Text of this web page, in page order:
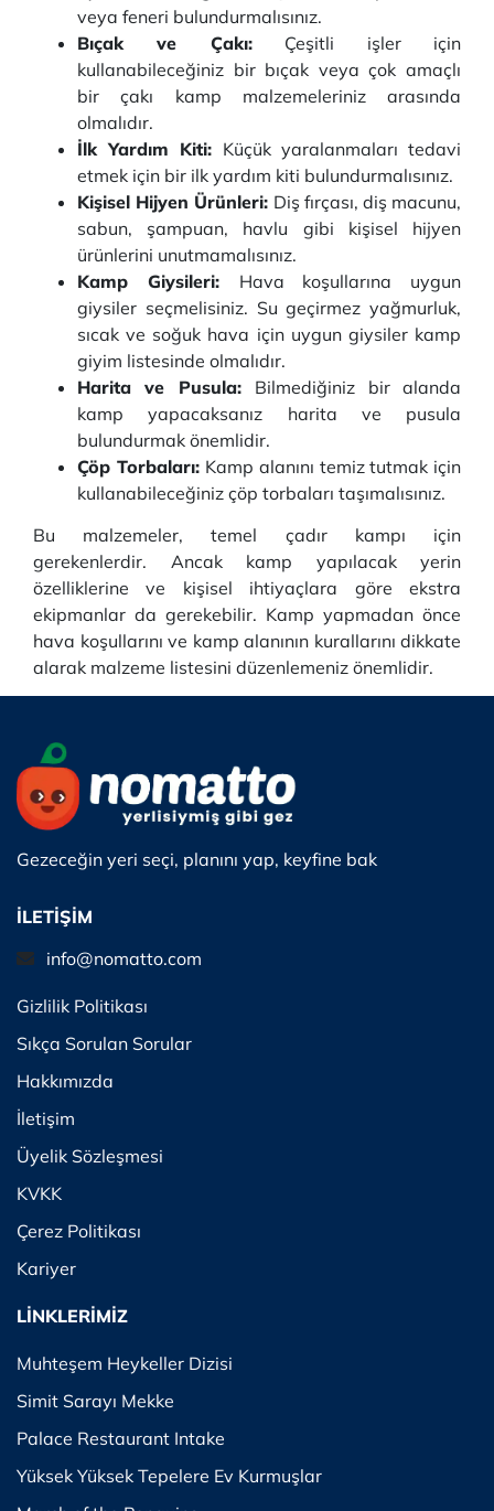
veya feneri bulundurmalısınız.
Bıçak ve Çakı:Çeşitli işler için
kullanabileceğiniz bir bıçak veya çok amaçlı
bir çakı kamp malzemeleriniz arasında
olmalıdır.
İlk Yardım Kiti: Küçük yaralanmaları tedavi
etmek için bir ilk yardım kiti bulundurmalısınız.
Kişisel Hijyen Ürünleri: Diş fırçası, diş macunu,
sabun, şampuan, havlu gibi kişisel hijyen
ürünlerini unutmamalısınız.
Kamp Giysileri: Hava koşullarına uygun
giysiler seçmelisiniz. Su geçirmez yağmurluk,
sıcak ve soğuk hava için uygun giysiler kamp
giyim listesinde olmalıdır.
Harita ve Pusula: Bilmediğiniz bir alanda
kamp yapacaksanız harita ve pusula
bulundurmak önemlidir.
Çöp Torbaları: Kamp alanını temiz tutmak için
kullanabileceğiniz çöp torbaları taşımalısınız.
Bu malzemeler, temel çadır kampı için
gerekenlerdir. Ancak kamp yapılacak yerin
özelliklerine ve kişisel ihtiyaçlara göre ekstra
ekipmanlar da gerekebilir. Kamp yapmadan önce
hava koşullarını ve kamp alanının kurallarını dikkate
alarak malzeme listesini düzenlemeniz önemlidir.
Gezeceğin yeri seçi, planını yap, keyfine bak
İLETİŞİM
info@nomatto.com
Gizlilik Politikası
Sıkça Sorulan Sorular
Hakkımızda
İletişim
Üyelik Sözleşmesi
KVKK
Çerez Politikası
Kariyer
LİNKLERİMİZ
Muhteşem Heykeller Dizisi
Simit Sarayı Mekke
Palace Restaurant Intake
Yüksek Yüksek Tepelere Ev Kurmuşlar